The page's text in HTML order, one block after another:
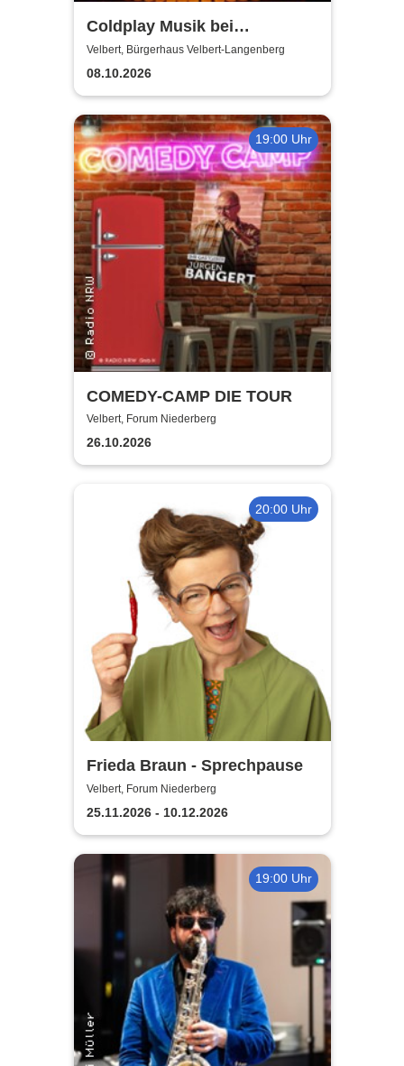
Coldplay Musik bei
Kerzenschein
Velbert, Bürgerhaus Velbert-Langenberg
08.10.2026
19:00 Uhr
COMEDY-CAMP DIE TOUR
Velbert, Forum Niederberg
26.10.2026
20:00 Uhr
Frieda Braun - Sprechpause
Velbert, Forum Niederberg
25.11.2026 - 10.12.2026
19:00 Uhr